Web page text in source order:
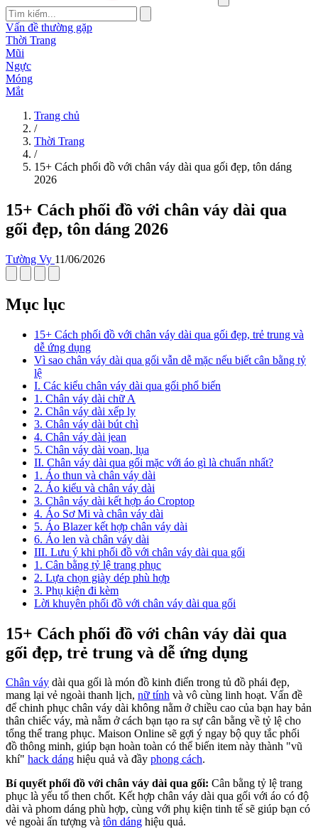
Vấn đề thường gặp
Thời Trang
Mũi
Ngực
Móng
Mắt
Trang chủ
/
Thời Trang
/
15+ Cách phối đồ với chân váy dài qua gối đẹp, tôn dáng
2026
15+ Cách phối đồ với chân váy dài qua
gối đẹp, tôn dáng 2026
Tường Vy 11/06/2026
Mục lục
15+ Cách phối đồ với chân váy dài qua gối đẹp, trẻ trung và
dễ ứng dụng
Vì sao chân váy dài qua gối vẫn dễ mặc nếu biết cân bằng tỷ
lệ
I. Các kiểu chân váy dài qua gối phổ biến
1. Chân váy dài chữ A
2. Chân váy dài xếp ly
3. Chân váy dài bút chì
4. Chân váy dài jean
5. Chân váy dài voan, lụa
II. Chân váy dài qua gối mặc với áo gì là chuẩn nhất?
1. Áo thun và chân váy dài
2. Áo kiểu và chân váy dài
3. Chân váy dài kết hợp áo Croptop
4. Áo Sơ Mi và chân váy dài
5. Áo Blazer kết hợp chân váy dài
6. Áo len và chân váy dài
III. Lưu ý khi phối đồ với chân váy dài qua gối
1. Cân bằng tỷ lệ trang phục
2. Lựa chọn giày dép phù hợp
3. Phụ kiện đi kèm
Lời khuyên phối đồ với chân váy dài qua gối
15+ Cách phối đồ với chân váy dài qua
gối đẹp, trẻ trung và dễ ứng dụng
Chân váy dài qua gối là món đồ kinh điển trong tủ đồ phái đẹp,
mang lại vẻ ngoài thanh lịch, nữ tính và vô cùng linh hoạt. Vấn đề
để chinh phục chân váy dài không nằm ở chiều cao của bạn hay bản
thân chiếc váy, mà nằm ở cách bạn tạo ra sự cân bằng về tỷ lệ cho
tổng thể trang phục. Maison Online sẽ gợi ý ngay bộ quy tắc phối
đồ thông minh, giúp bạn hoàn toàn có thể biến item này thành "vũ
khí" hack dáng hiệu quả và đầy phong cách.
Bí quyết phối đồ với chân váy dài qua gối: Cân bằng tỷ lệ trang
phục là yếu tố then chốt. Kết hợp chân váy dài qua gối với áo có độ
dài và phom dáng phù hợp, cùng với phụ kiện tinh tế sẽ giúp bạn có
vẻ ngoài ấn tượng và tôn dáng hiệu quả.